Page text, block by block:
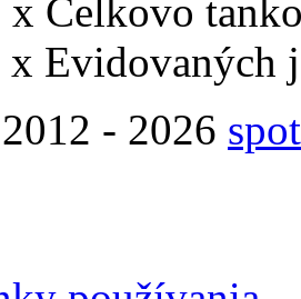
x Celkovo
x Evidovaných
- 2026